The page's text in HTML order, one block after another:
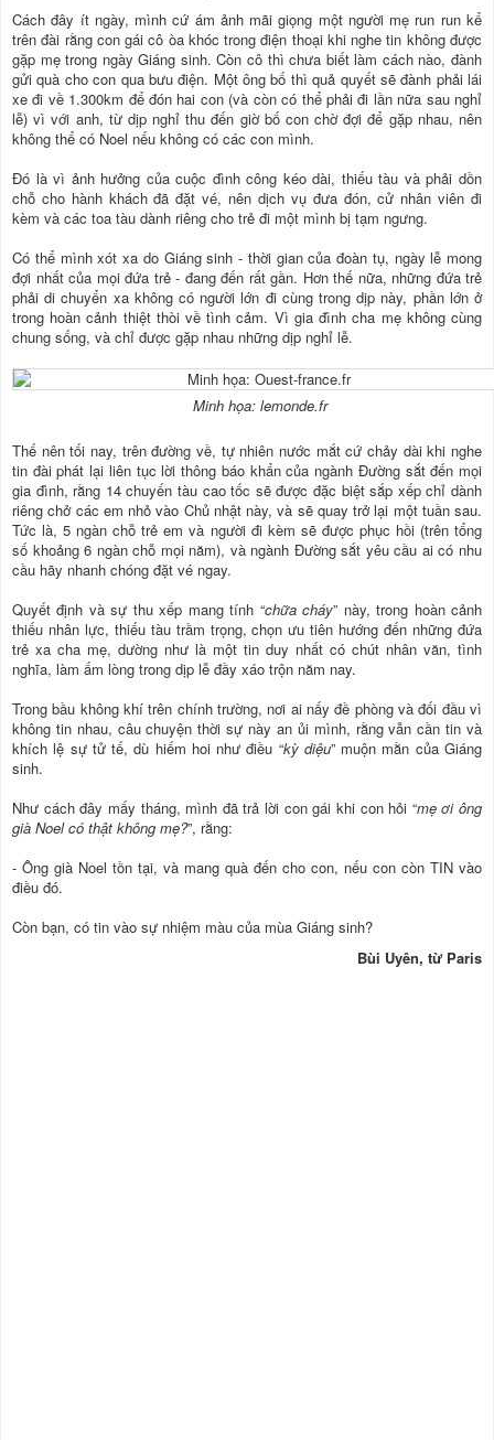
Cách đây ít ngày, mình cứ ám ảnh mãi giọng một người mẹ run run kể
trên đài rằng con gái cô òa khóc trong điện thoại khi nghe tin không được
gặp mẹ trong ngày Giáng sinh. Còn cô thì chưa biết làm cách nào, đành
gửi quà cho con qua bưu điện. Một ông bố thì quả quyết sẽ đành phải lái
xe đi về 1.300km để đón hai con (và còn có thể phải đi lần nữa sau nghỉ
lễ) vì với anh, từ dịp nghỉ thu đến giờ bố con chờ đợi để gặp nhau, nên
không thể có Noel nếu không có các con mình.
Đó là vì ảnh hưởng của cuộc đình công kéo dài, thiếu tàu và phải dồn
chỗ cho hành khách đã đặt vé, nên dịch vụ đưa đón, cử nhân viên đi
kèm và các toa tàu dành riêng cho trẻ đi một mình bị tạm ngưng.
Có thể mình xót xa do Giáng sinh - thời gian của đoàn tụ, ngày lễ mong
đợi nhất của mọi đứa trẻ - đang đến rất gần. Hơn thế nữa, những đứa trẻ
phải di chuyển xa không có người lớn đi cùng trong dịp này, phần lớn ở
trong hoàn cảnh thiệt thòi về tình cảm. Vì gia đình cha mẹ không cùng
chung sống, và chỉ được gặp nhau những dịp nghỉ lễ.
Minh họa: lemonde.fr
Thế nên tối nay, trên đường về, tự nhiên nước mắt cứ chảy dài khi nghe
tin đài phát lại liên tục lời thông báo khẩn của ngành Đường sắt đến mọi
gia đình, rằng 14 chuyến tàu cao tốc sẽ được đặc biệt sắp xếp chỉ dành
riêng chở các em nhỏ vào Chủ nhật này, và sẽ quay trở lại một tuần sau.
Tức là, 5 ngàn chỗ trẻ em và người đi kèm sẽ được phục hồi (trên tổng
số khoảng 6 ngàn chỗ mọi năm), và ngành Đường sắt yêu cầu ai có nhu
cầu hãy nhanh chóng đặt vé ngay.
Quyết định và sự thu xếp mang tính “chữa cháy” này, trong hoàn cảnh
thiếu nhân lực, thiếu tàu trầm trọng, chọn ưu tiên hướng đến những đứa
trẻ xa cha mẹ, dường như là một tin duy nhất có chút nhân văn, tình
nghĩa, làm ấm lòng trong dịp lễ đầy xáo trộn năm nay.
Trong bầu không khí trên chính trường, nơi ai nấy đề phòng và đối đầu vì
không tin nhau, câu chuyện thời sự này an ủi mình, rằng vẫn cần tin và
khích lệ sự tử tế, dù hiếm hoi như điều “kỳ diệu” muộn mằn của Giáng
sinh.
Như cách đây mấy tháng, mình đã trả lời con gái khi con hỏi “mẹ ơi ông
già Noel có thật không mẹ?”, rằng:
- Ông già Noel tồn tại, và mang quà đến cho con, nếu con còn TIN vào
điều đó.
Còn bạn, có tin vào sự nhiệm màu của mùa Giáng sinh?
Bùi Uyên, từ Paris